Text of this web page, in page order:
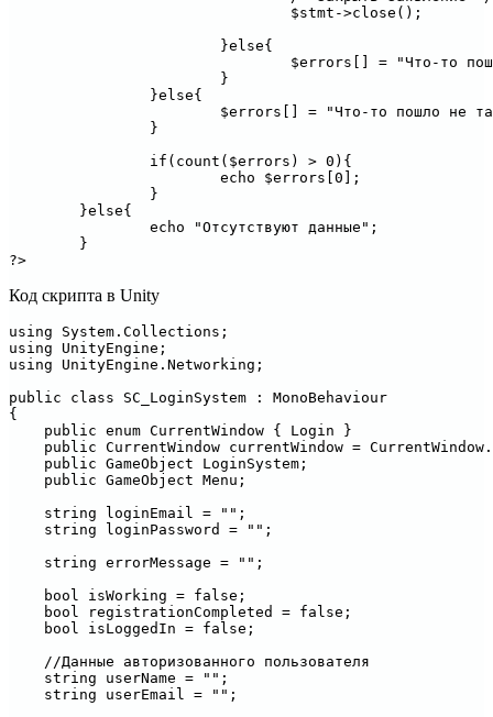
Код скрипта в Unity
using System.Collections;
using UnityEngine;
using UnityEngine.Networking;
public class SC_LoginSystem : MonoBehaviour
{
    public enum CurrentWindow { Login }
public CurrentWindow currentWindow =
    public GameObject LoginSystem;
    public GameObject Menu;
    string loginEmail = "";
    string loginPassword = "";
    string errorMessage = "";
    bool isWorking = false;
    bool registrationCompleted = false;
    bool isLoggedIn = false;
    //Данные авторизованного пользователя
    string userName = "";
    string userEmail = "";